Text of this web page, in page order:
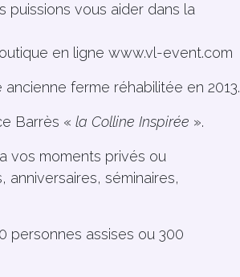
puissions vous aider dans la
en ligne www.vl-event.com
ferme réhabilitée en 2013.
Barrès « la Colline Inspirée ».
vos moments privés ou
anniversaires, séminaires,
personnes assises ou 300